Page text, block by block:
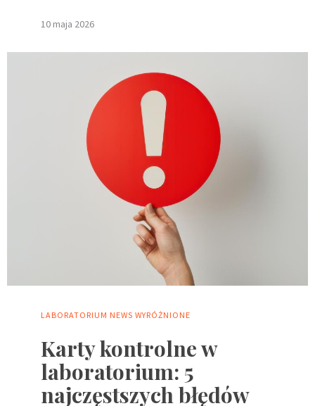
10 maja 2026
LABORATORIUM NEWS WYRÓŻNIONE
Karty kontrolne w
laboratorium: 5
najczęstszych błędów